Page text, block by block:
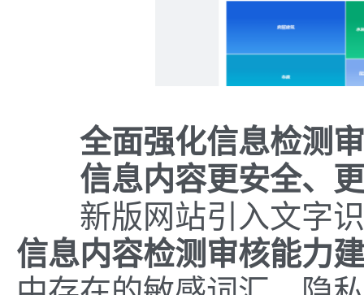
全面强化信息检测
信息内容更安全、
新版网站引入文字识
信息内容检测审核能力